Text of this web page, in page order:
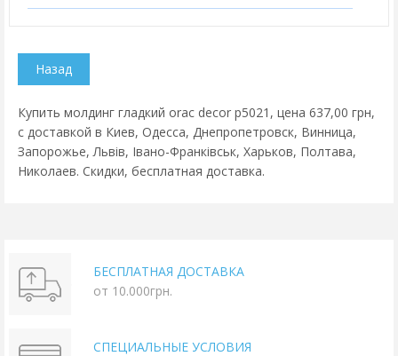
Купить молдинг гладкий orac decor p5021, цена 637,00 грн,
с доставкой в Киев, Одесса, Днепропетровск, Винница,
Запорожье, Львів, Івано-Франківськ, Харьков, Полтава,
Николаев. Скидки, бесплатная доставка.
БЕСПЛАТНАЯ ДОСТАВКА
от 10.000грн.
СПЕЦИАЛЬНЫЕ УСЛОВИЯ